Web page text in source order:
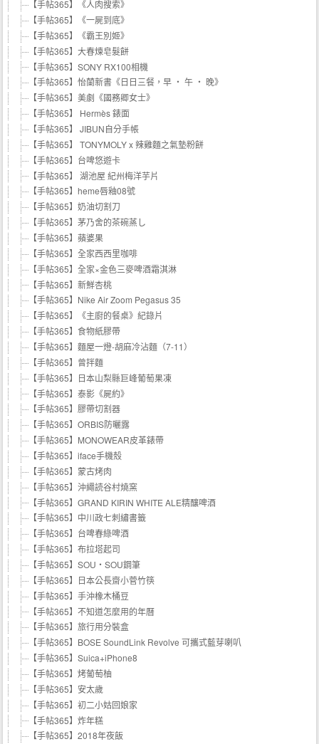
【手帖365】《人肉搜索》
【手帖365】《一屍到底》
【手帖365】《霸王別姬》
【手帖365】大春煉皂髮餅
【手帖365】SONY RX100相機
【手帖365】怡蘭新書《日日三餐，早 ‧ 午 ‧ 晚》
【手帖365】美劇《國務卿女士》
【手帖365】 Hermès 錶面
【手帖365】 JIBUN自分手帳
【手帖365】 TONYMOLY x 辣雞麵之氣墊粉餅
【手帖365】台啤悠遊卡
【手帖365】 湖池屋 紀州梅洋芋片
【手帖365】heme唇釉08號
【手帖365】奶油切割刀
【手帖365】茅乃舍的茶碗蒸し
【手帖365】蘋婆果
【手帖365】全家西西里咖啡
【手帖365】全家×金色三麥啤酒霜淇淋
【手帖365】新鮮杏桃
【手帖365】Nike Air Zoom Pegasus 35
【手帖365】《主廚的餐桌》紀錄片
【手帖365】食物紙膠帶
【手帖365】麵屋一燈-胡麻冷沾麵（7-11）
【手帖365】曾拌麵
【手帖365】日本山梨縣巨峰葡萄果凍
【手帖365】泰影《屍約》
【手帖365】膠帶切割器
【手帖365】ORBIS防曬露
【手帖365】MONOWEAR皮革錶帶
【手帖365】iface手機殼
【手帖365】蒙古烤肉
【手帖365】沖繩読谷村燒窯
【手帖365】GRAND KIRIN WHITE ALE精釀啤酒
【手帖365】中川政七刺繡書籤
【手帖365】台啤春綠啤酒
【手帖365】布拉塔起司
【手帖365】SOU・SOU鋼筆
【手帖365】日本公長齋小菅竹筷
【手帖365】手沖橡木桶豆
【手帖365】不知道怎麼用的年曆
【手帖365】旅行用分裝盒
【手帖365】BOSE SoundLink Revolve 可攜式藍芽喇叭
【手帖365】Suica+iPhone8
【手帖365】烤葡萄柚
【手帖365】安太歲
【手帖365】初二小姑回娘家
【手帖365】炸年糕
【手帖365】2018年夜飯